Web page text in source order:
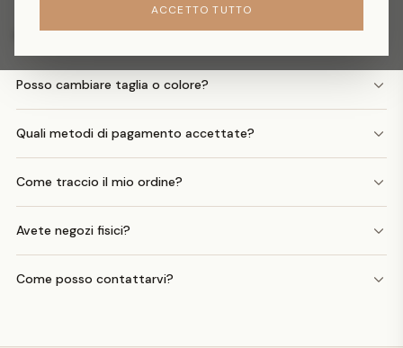
Posso avere il rimborso in denaro?
Posso cambiare taglia o colore?
Quali metodi di pagamento accettate?
Come traccio il mio ordine?
Avete negozi fisici?
Come posso contattarvi?
ACCETTO TUTTO